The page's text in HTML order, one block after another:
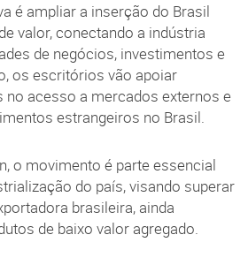
é ampliar a inserção do Brasil
valor, conectando a indústria
de negócios, investimentos e
os escritórios vão apoiar
no acesso a mercados externos e
estrangeiros no Brasil.
o movimento é parte essencial
do país, visando superar
brasileira, ainda
de baixo valor agregado.